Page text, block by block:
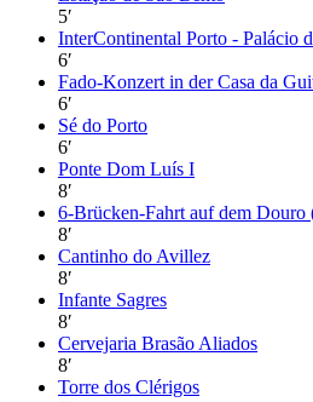
5′
InterContinental Porto - Palácio
6′
Fado-Konzert in der Casa da
6′
Sé do Porto
6′
Ponte Dom Luís I
8′
6-Brücken-Fahrt auf dem Douro
8′
Cantinho do Avillez
8′
Infante Sagres
8′
Cervejaria Brasão Aliados
8′
Torre dos Clérigos